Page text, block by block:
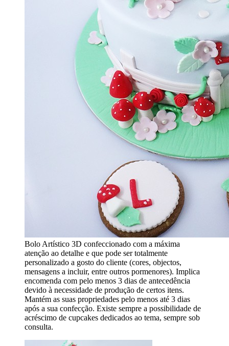
Bolo Artístico 3D confeccionado com a máxima
atenção ao detalhe e que pode ser totalmente
personalizado a gosto do cliente (cores, objectos,
mensagens a incluir, entre outros pormenores). Implica
encomenda com pelo menos 3 dias de antecedência
devido à necessidade de produção de certos itens.
Mantém as suas propriedades pelo menos até 3 dias
após a sua confecção. Existe sempre a possibilidade de
acréscimo de cupcakes dedicados ao tema, sempre sob
consulta.